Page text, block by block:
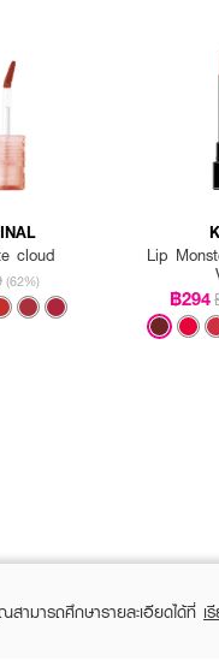
cloud
(62%)
Lip
฿294
ามารถศึกษารายละเอียดได้ที่ เ